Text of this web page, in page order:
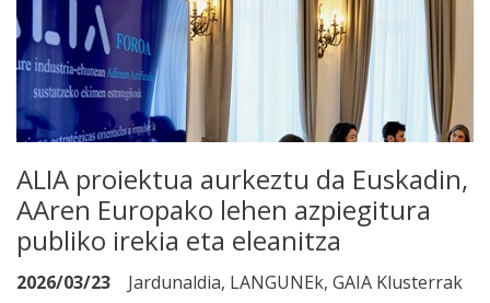
ALIA proiektua aurkeztu da Euskadin,
AAren Europako lehen azpiegitura
publiko irekia eta eleanitza
2026/03/23
Jardunaldia, LANGUNEk, GAIA Klusterrak